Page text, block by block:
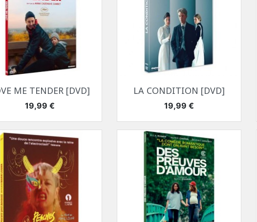
Aperçu rapide
ME TENDER [DVD]
Prix
19,99 €
Aperçu rapide
LA CONDITION [DVD]
Prix
19,99 €